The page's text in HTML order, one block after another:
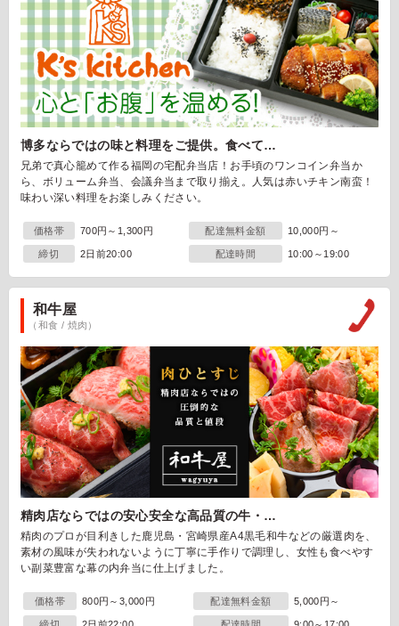
博多ならではの味と料理をご提供。食べて…
兄弟で真心籠めて作る福岡の宅配弁当店！お手頃のワンコイン弁当か
ら、ボリューム弁当、会議弁当まで取り揃え。人気は赤いチキン南蛮！
味わい深い料理をお楽しみください。
価格帯 700円～1,300円 配達無料金額 10,000円～
締切 2日前20:00 配達時間 10:00～19:00
和牛屋
（和食 / 焼肉）
精肉店ならではの安心安全な高品質の牛・…
精肉のプロが目利きした鹿児島・宮崎県産A4黒毛和牛などの厳選肉を、
素材の風味が失われないように丁寧に手作りで調理し、女性も食べやす
い副菜豊富な幕の内弁当に仕上げました。
価格帯 800円～3,000円 配達無料金額 5,000円～